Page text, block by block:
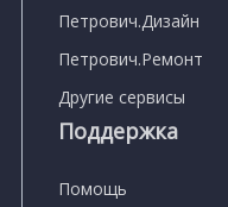
Петрович.Дизайн
Петрович.Ремонт
Другие сервисы
Поддержка
Помощь